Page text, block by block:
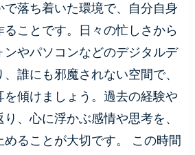
で落ち着いた環境で、自分自身
ることです。日々の忙しさから
やパソコンなどのデジタルデ
誰にも邪魔されない空間で、
を傾けましょう。過去の経験や
、心に浮かぶ感情や思考を、
ることが大切です。 この時間